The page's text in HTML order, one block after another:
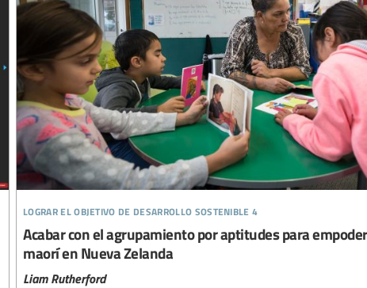
lograr el objetivo de desarrollo sostenible 4
Acabar con el agrupamiento por aptitudes para
maorí en Nueva Zelanda
Liam Rutherford